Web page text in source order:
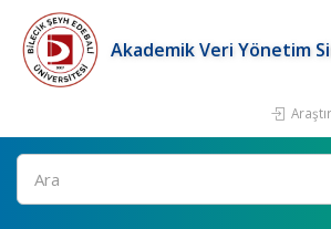
Akademik Veri Yönetim
Ara